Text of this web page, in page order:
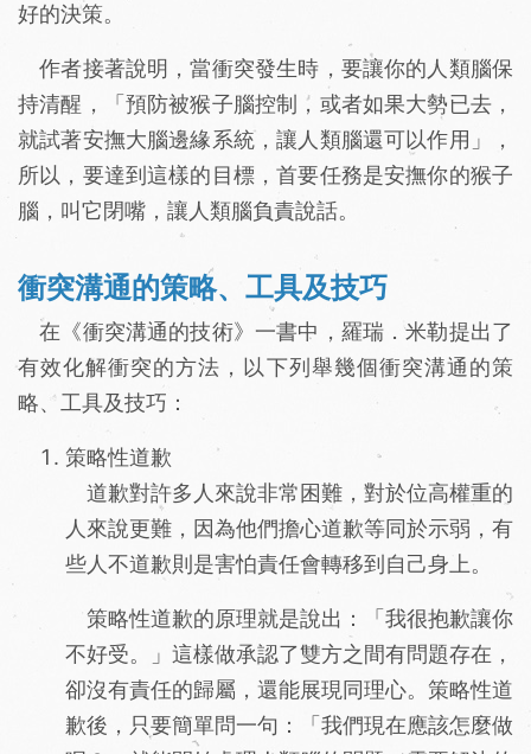
好的決策。
作者接著說明，當衝突發生時，要讓你的人類腦保
持清醒，「預防被猴子腦控制，或者如果大勢已去，
就試著安撫大腦邊緣系統，讓人類腦還可以作用」，
所以，要達到這樣的目標，首要任務是安撫你的猴子
腦，叫它閉嘴，讓人類腦負責說話。
衝突溝通的策略、工具及技巧
在《衝突溝通的技術》一書中，羅瑞．米勒提出了
有效化解衝突的方法，以下列舉幾個衝突溝通的策
略、工具及技巧：
策略性道歉
道歉對許多人來說非常困難，對於位高權重的
人來說更難，因為他們擔心道歉等同於示弱，有
些人不道歉則是害怕責任會轉移到自己身上。
策略性道歉的原理就是說出：「我很抱歉讓你
不好受。」這樣做承認了雙方之間有問題存在，
卻沒有責任的歸屬，還能展現同理心。策略性道
歉後，只要簡單問一句：「我們現在應該怎麼做